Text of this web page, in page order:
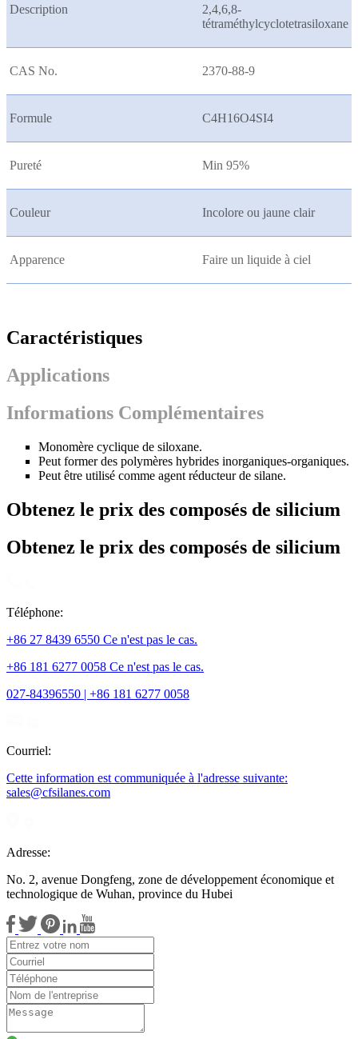
Description
2,4,6,8-
tétraméthylcyclotetrasiloxane
CAS No. 2370-88-9
Formule C4H16O4SI4
Pureté Min 95%
Couleur Incolore ou jaune clair
Apparence Faire un liquide à ciel
Caractéristiques
Applications
Informations Complémentaires
Monomère cyclique de siloxane.
Peut former des polymères hybrides inorganiques-organiques.
Peut être utilisé comme agent réducteur de silane.
Obtenez le prix des composés de silicium
Obtenez le prix des composés de silicium
Téléphone:
+86 27 8439 6550 Ce n'est pas le cas.
+86 181 6277 0058 Ce n'est pas le cas.
027-84396550 | +86 181 6277 0058
Courriel:
Cette information est communiquée à l'adresse suivante:
sales@cfsilanes.com
Adresse:
No. 2, avenue Dongfeng, zone de développement économique et
technologique de Wuhan, province du Hubei